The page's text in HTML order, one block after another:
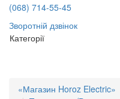
(068) 714-55-45
Зворотній дзвінок
Категорії
«Магазин Horoz Electric»